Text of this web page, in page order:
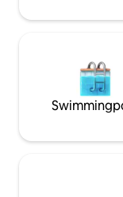
fokusere på det,